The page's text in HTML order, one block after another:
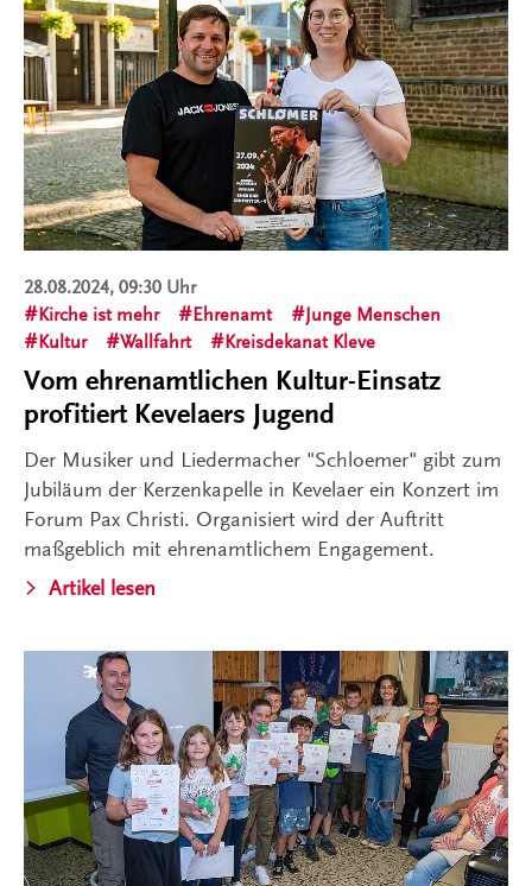
28.08.2024, 09:30 Uhr
Kirche ist mehr
Ehrenamt
Junge Menschen
Kultur
Wallfahrt Kreisdekanat Kleve
Vom ehrenamtlichen Kultur-Einsatz
profitiert Kevelaers Jugend
Der Musiker und Liedermacher "Schloemer" gibt zum
Jubiläum der Kerzenkapelle in Kevelaer ein Konzert im
Forum Pax Christi. Organisiert wird der Auftritt
maßgeblich mit ehrenamtlichem Engagement.
Artikel lesen